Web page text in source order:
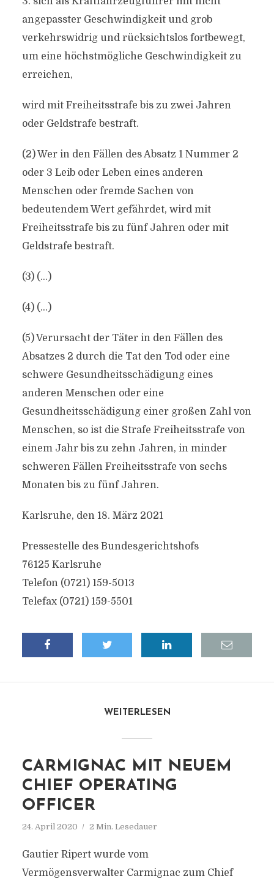
angepasster Geschwindigkeit und grob
verkehrswidrig und rücksichtslos fortbewegt,
um eine höchstmögliche Geschwindigkeit zu
erreichen,
wird mit Freiheitsstrafe bis zu zwei Jahren
oder Geldstrafe bestraft.
(2) Wer in den Fällen des Absatz 1 Nummer 2
oder 3 Leib oder Leben eines anderen
Menschen oder fremde Sachen von
bedeutendem Wert gefährdet, wird mit
Freiheitsstrafe bis zu fünf Jahren oder mit
Geldstrafe bestraft.
(3) (…)
(4) (…)
(5) Verursacht der Täter in den Fällen des
Absatzes 2 durch die Tat den Tod oder eine
schwere Gesundheitsschädigung eines
anderen Menschen oder eine
Gesundheitsschädigung einer großen Zahl von
Menschen, so ist die Strafe Freiheitsstrafe von
einem Jahr bis zu zehn Jahren, in minder
schweren Fällen Freiheitsstrafe von sechs
Monaten bis zu fünf Jahren.
Karlsruhe, den 18. März 2021
Pressestelle des Bundesgerichtshofs
76125 Karlsruhe
Telefon (0721) 159-5013
Telefax (0721) 159-5501
WEITERLESEN
CARMIGNAC MIT NEUEM
CHIEF OPERATING
OFFICER
24. April 2020 2 Min. Lesedauer
Gautier Ripert wurde vom
Vermögensverwalter Carmignac zum Chief